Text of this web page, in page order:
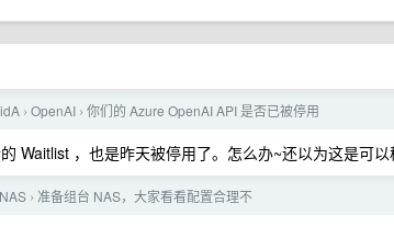
› OpenAI › 你们的 Azure OpenAI API 是否已被停用
Waitlist ，也是昨天被停用了。怎么办~还以为这是可以
NAS › 准备组台 NAS，大家看看配置合理不